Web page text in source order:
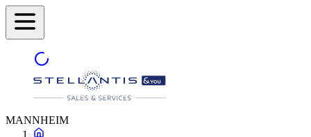
MANNHEIM